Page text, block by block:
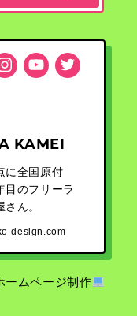
KAMEI
に全国原付
目のフリーラ
ん。
design.com
ームページ制作